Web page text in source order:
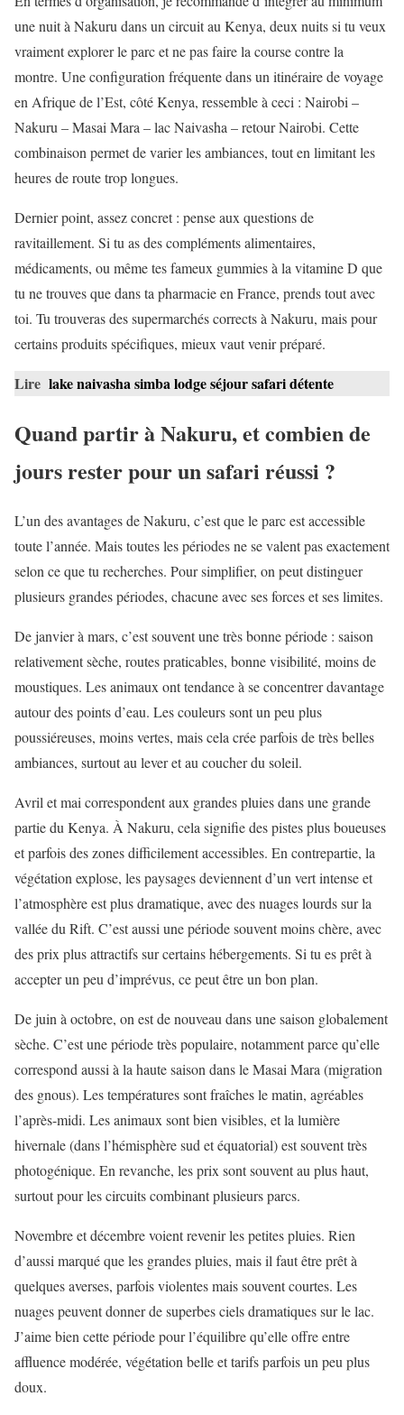
une nuit à Nakuru dans un circuit au Kenya, deux nuits si tu veux
vraiment explorer le parc et ne pas faire la course contre la
montre. Une configuration fréquente dans un itinéraire de voyage
en Afrique de l’Est, côté Kenya, ressemble à ceci : Nairobi –
Nakuru – Masai Mara – lac Naivasha – retour Nairobi. Cette
combinaison permet de varier les ambiances, tout en limitant les
heures de route trop longues.
Dernier point, assez concret : pense aux questions de
ravitaillement. Si tu as des compléments alimentaires,
médicaments, ou même tes fameux gummies à la vitamine D que
tu ne trouves que dans ta pharmacie en France, prends tout avec
toi. Tu trouveras des supermarchés corrects à Nakuru, mais pour
certains produits spécifiques, mieux vaut venir préparé.
Lire lake naivasha simba lodge séjour safari détente
Quand partir à Nakuru, et combien de
jours rester pour un safari réussi ?
L’un des avantages de Nakuru, c’est que le parc est accessible
toute l’année. Mais toutes les périodes ne se valent pas exactement
selon ce que tu recherches. Pour simplifier, on peut distinguer
plusieurs grandes périodes, chacune avec ses forces et ses limites.
De janvier à mars, c’est souvent une très bonne période : saison
relativement sèche, routes praticables, bonne visibilité, moins de
moustiques. Les animaux ont tendance à se concentrer davantage
autour des points d’eau. Les couleurs sont un peu plus
poussiéreuses, moins vertes, mais cela crée parfois de très belles
ambiances, surtout au lever et au coucher du soleil.
Avril et mai correspondent aux grandes pluies dans une grande
partie du Kenya. À Nakuru, cela signifie des pistes plus boueuses
et parfois des zones difficilement accessibles. En contrepartie, la
végétation explose, les paysages deviennent d’un vert intense et
l’atmosphère est plus dramatique, avec des nuages lourds sur la
vallée du Rift. C’est aussi une période souvent moins chère, avec
des prix plus attractifs sur certains hébergements. Si tu es prêt à
accepter un peu d’imprévus, ce peut être un bon plan.
De juin à octobre, on est de nouveau dans une saison globalement
sèche. C’est une période très populaire, notamment parce qu’elle
correspond aussi à la haute saison dans le Masai Mara (migration
des gnous). Les températures sont fraîches le matin, agréables
l’après-midi. Les animaux sont bien visibles, et la lumière
hivernale (dans l’hémisphère sud et équatorial) est souvent très
photogénique. En revanche, les prix sont souvent au plus haut,
surtout pour les circuits combinant plusieurs parcs.
Novembre et décembre voient revenir les petites pluies. Rien
d’aussi marqué que les grandes pluies, mais il faut être prêt à
quelques averses, parfois violentes mais souvent courtes. Les
nuages peuvent donner de superbes ciels dramatiques sur le lac.
J’aime bien cette période pour l’équilibre qu’elle offre entre
affluence modérée, végétation belle et tarifs parfois un peu plus
doux.